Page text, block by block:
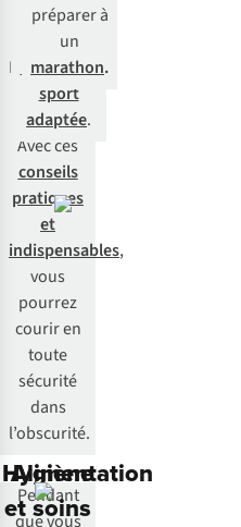
coucher
du soleil ?
Redoublez
de
vigilance !
Avec ces
conseils
pratiques
et
indispensables,
vous
pourrez
courir en
toute
sécurité
dans
l’obscurité.
aidons à
choisir la
montre de
sport
adaptée.
préparer à
un
marathon.
Pendant
que vous
Hygiène
et soins
Alimentation